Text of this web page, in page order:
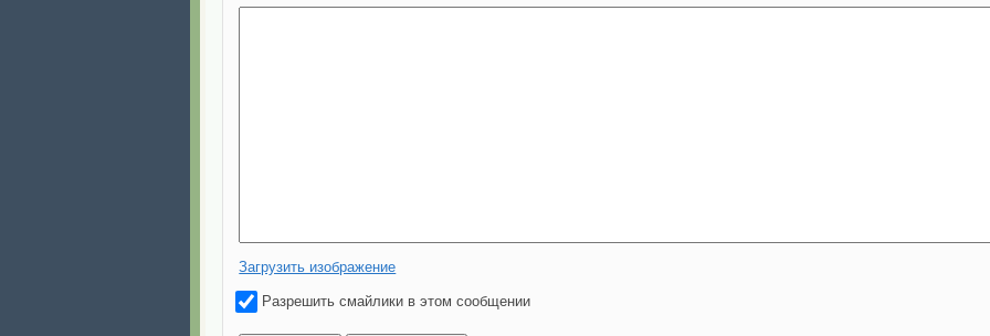
Загрузить изображение
Разрешить смайлики в этом сообщении